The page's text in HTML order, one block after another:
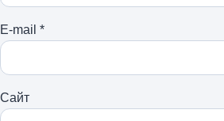
E-mail *
Сайт